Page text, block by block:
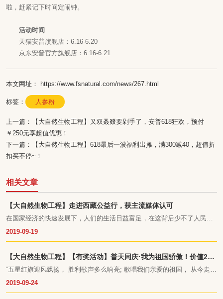
啦，赶紧记下时间定闹钟。
活动时间
天猫安普旗舰店：6.16-6.20
京东安普官方旗舰店：6.16-6.21
本文网址： https://www.fsnatural.com/news/267.html
标签： 人参粉
上一篇：
【大自然生物工程】又双叒叕要剁手了，安普618狂欢，预付
￥250元享超值优惠！
下一篇：
【大自然生物工程】618最后一波福利出摊，满300减40，超值折
扣买不停~！
相关文章
2019-09-19
【大自然生物工程】走进西藏公益行，获主流媒体认可
在国家经济的快速发展下，人们的生活日益富足，在这背后少不了人民解
放军的守护。为了加强军民融合，支持国防建设，吉林省抚松县大自然生
继进行报道，对此次公益活动进行了高度赞赏和认可。
2019-09-24
【大自然生物工程】【有奖活动】普天同庆·我为祖国骄傲！价值218
元安普牌人参滴丸免费领
“五星红旗迎风飘扬， 胜利歌声多么响亮; 歌唱我们亲爱的祖国， 从今走向
繁荣富强……”